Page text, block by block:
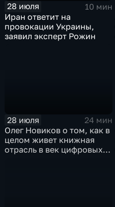
28 июля
10 мин
Иран ответит на
провокации Украины,
заявил эксперт Рожин
28 июля
24 мин
Олег Новиков о том, как в
целом живет книжная
отрасль в век цифровых